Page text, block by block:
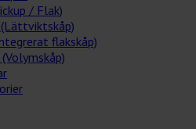
/ Flak)
(Lättviktskåp)
flakskåp)